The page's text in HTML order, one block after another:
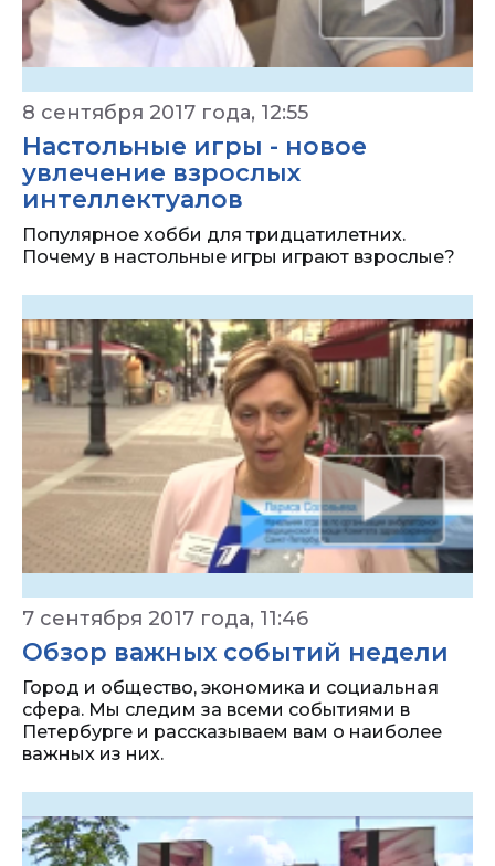
8 сентября 2017 года, 12:55
Настольные игры - новое
увлечение взрослых
интеллектуалов
Популярное хобби для тридцатилетних.
Почему в настольные игры играют взрослые?
7 сентября 2017 года, 11:46
Обзор важных событий недели
Город и общество, экономика и социальная
сфера. Мы следим за всеми событиями в
Петербурге и рассказываем вам о наиболее
важных из них.